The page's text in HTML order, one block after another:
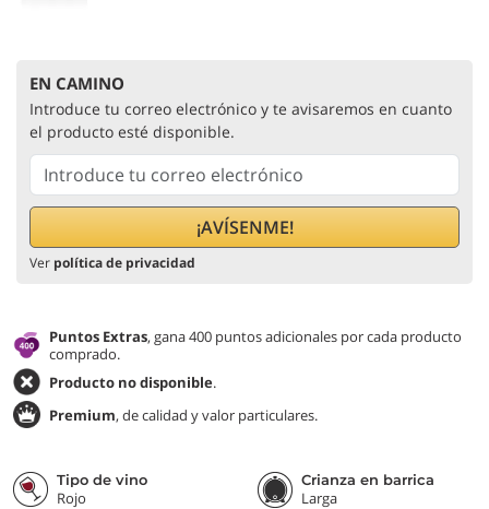
EN CAMINO
Introduce tu correo electrónico y te avisaremos en cuanto
el producto esté disponible.
Ver política de privacidad
Puntos Extras, gana 400 puntos adicionales por cada producto
comprado.
Producto no disponible.
Premium, de calidad y valor particulares.
Tipo de vino
Rojo
Crianza en barrica
Larga